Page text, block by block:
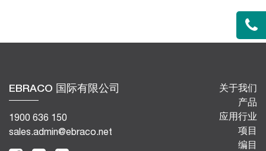
EBRACO 国际有限公司
1900 636 150
sales.admin@ebraco.net
关于我们
产品
应用行业
项目
编目